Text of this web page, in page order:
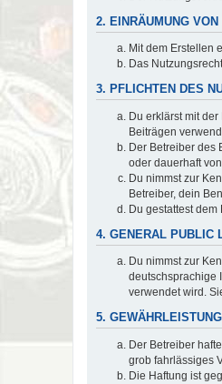
2. EINRÄUMUNG VON
Mit dem Erstellen
Das
3. PFLICHTEN DES
Du erklärst mit
Beiträgen
Der Betreiber des
oder dauerhaft
Du nimmst zur
Betreiber, dein
Du gestattest
4. GENERAL PUBLIC
Du nimmst zur
deutschsprachige
verwendet wird.
5. GEWÄHRLEISTUNG
Der Betreiber
grob fahrlässiges
Die Haftung ist